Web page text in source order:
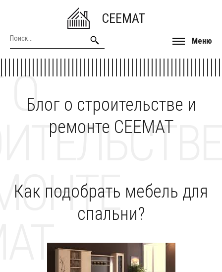
CEEMAT
Меню
Блог о строительстве и
ремонте CEEMAT
О
Как подобрать мебель для
спальни?